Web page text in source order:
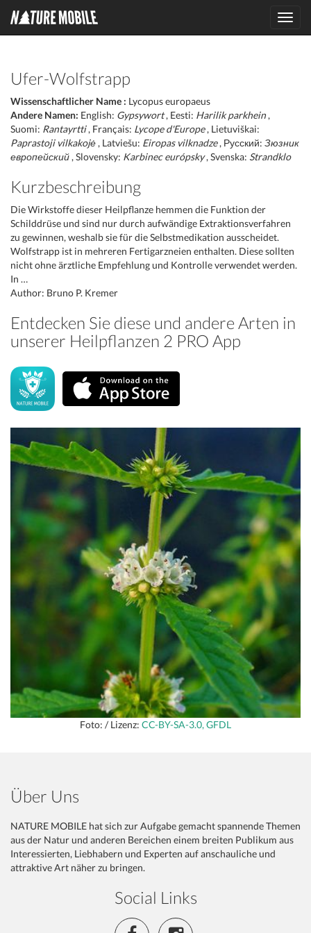
Ufer-Wolfstrapp
Wissenschaftlicher Name : Lycopus europaeus
Andere Namen: English: Gypsywort, Eesti: Harilik parkhein,
Suomi: Rantayrtti, Français: Lycope d'Europe, Lietuviškai:
Paprastoji vilkakojė , Latviešu: Eiropas vilknadze, Русский: Зюзник
европейский , Slovensky: Karbinec európsky, Svenska: Strandklo
Kurzbeschreibung
Die Wirkstoffe dieser Heilpflanze hemmen die Funktion der
Schilddrüse und sind nur durch aufwändige Extraktionsverfahren
zu gewinnen, weshalb sie für die Selbstmedikation ausscheidet.
Wolfstrapp ist in mehreren Fertigarzneien enthalten. Diese sollten
nicht ohne ärztliche Empfehlung und Kontrolle verwendet werden.
In …
Author: Bruno P. Kremer
Entdecken Sie diese und andere Arten in
unserer Heilpflanzen 2 PRO App
Foto: / Lizenz: CC-BY-SA-3.0, GFDL
Über Uns
NATURE MOBILE hat sich zur Aufgabe gemacht spannende Themen
aus der Natur und anderen Bereichen einem breiten Publikum aus
Interessierten, Liebhabern und Experten auf anschauliche und
attraktive Art näher zu bringen.
Social Links